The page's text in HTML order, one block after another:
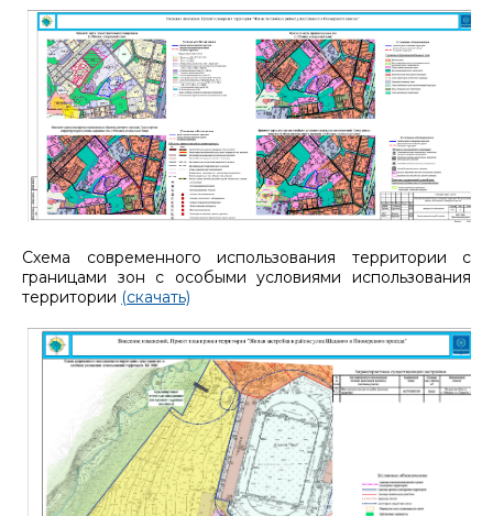
Схема современного использования территории с
границами зон с особыми условиями использования
территории (скачать)